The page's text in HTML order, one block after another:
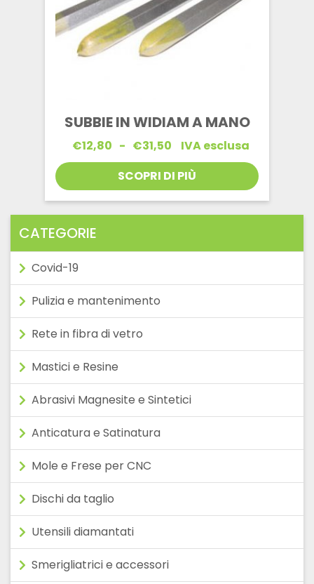
SUBBIE IN WIDIAM A MANO
€12,80 - €31,50Fascia
prezzo:
da
€12,80
a
€31,50
IVA esclusa
SCOPRI DI PIÙ
CATEGORIE
Covid-19
Pulizia e mantenimento
Rete in fibra di vetro
Mastici e Resine
Abrasivi Magnesite e Sintetici
Anticatura e Satinatura
Mole e Frese per CNC
Dischi da taglio
Utensili diamantati
Smerigliatrici e accessori